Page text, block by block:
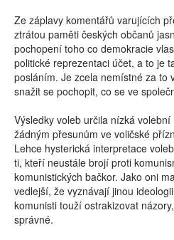
Ze záplavy komentářů varujících
ztrátou paměti českých občanů
pochopení toho co demokracie
politické reprezentaci účet, a to je
posláním. Je zcela nemístné za to
snažit se pochopit, co se ve
Výsledky voleb určila nízká
žádným přesunům ve voličské
Lehce hysterická interpretace
ti, kteří neustále brojí proti
komunistických bačkor. Jako oni
vedlejší, že vyznávají jinou
komunisti touží ostrakizovat
správné.